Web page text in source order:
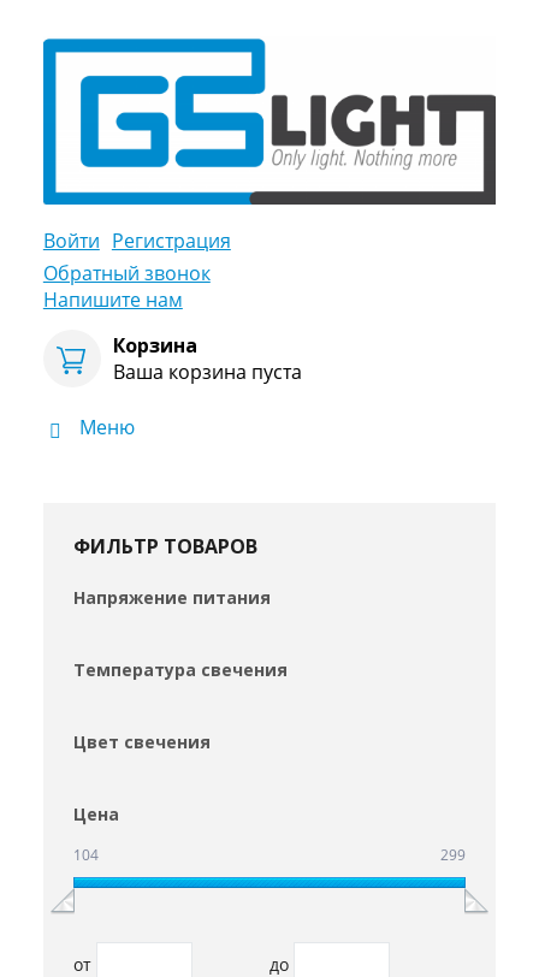
Войти Регистрация
Обратный звонок
Напишите нам
Корзина
Ваша корзина пуста
Меню
ФИЛЬТР ТОВАРОВ
Напряжение питания
Температура свечения
Цвет свечения
Цена
104 299
от до